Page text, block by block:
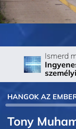
Ismerd
HANGOK AZ
Tony